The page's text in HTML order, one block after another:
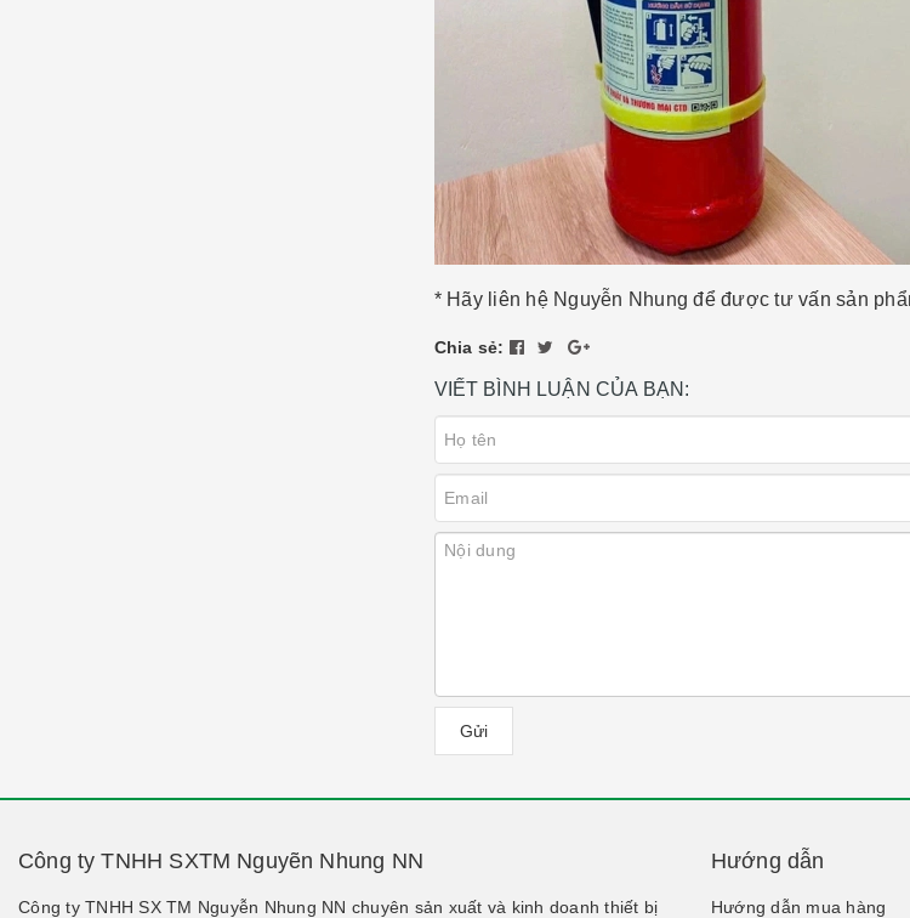
* Hãy liên hệ Nguyễn Nhung để được tư vấn sản
Chia sẻ:
VIẾT BÌNH LUẬN CỦA BẠN:
Gửi
Công ty TNHH SXTM Nguyẽn Nhung NN
Công ty TNHH SX TM Nguyễn Nhung NN chuyên sản xuất và kinh doanh thiết bị
Hướng dẫn
Hướng dẫn mua hàng